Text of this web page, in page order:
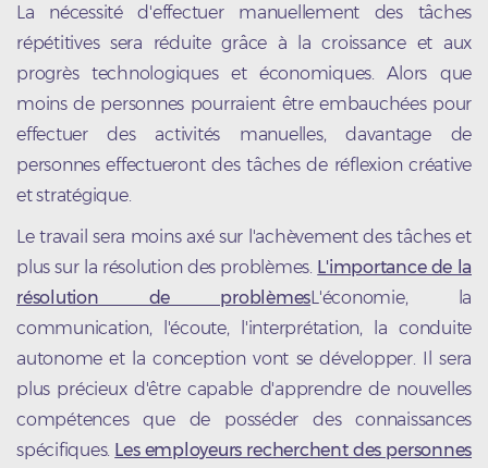
La nécessité d'effectuer manuellement des tâches
répétitives sera réduite grâce à la croissance et aux
progrès technologiques et économiques. Alors que
moins de personnes pourraient être embauchées pour
effectuer des activités manuelles, davantage de
personnes effectueront des tâches de réflexion créative
et stratégique.
Le travail sera moins axé sur l'achèvement des tâches et
plus sur la résolution des problèmes. L'importance de la
résolution de problèmesL'économie, la
communication, l'écoute, l'interprétation, la conduite
autonome et la conception vont se développer. Il sera
plus précieux d'être capable d'apprendre de nouvelles
compétences que de posséder des connaissances
spécifiques. Les employeurs recherchent des personnes